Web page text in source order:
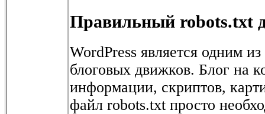
Правильный robots.txt
WordPress является одним
блоговых движков. Блог на
информации, скриптов,
файл robots.txt просто